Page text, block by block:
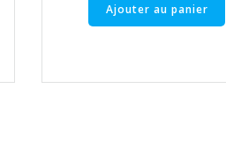
Ajouter au panier